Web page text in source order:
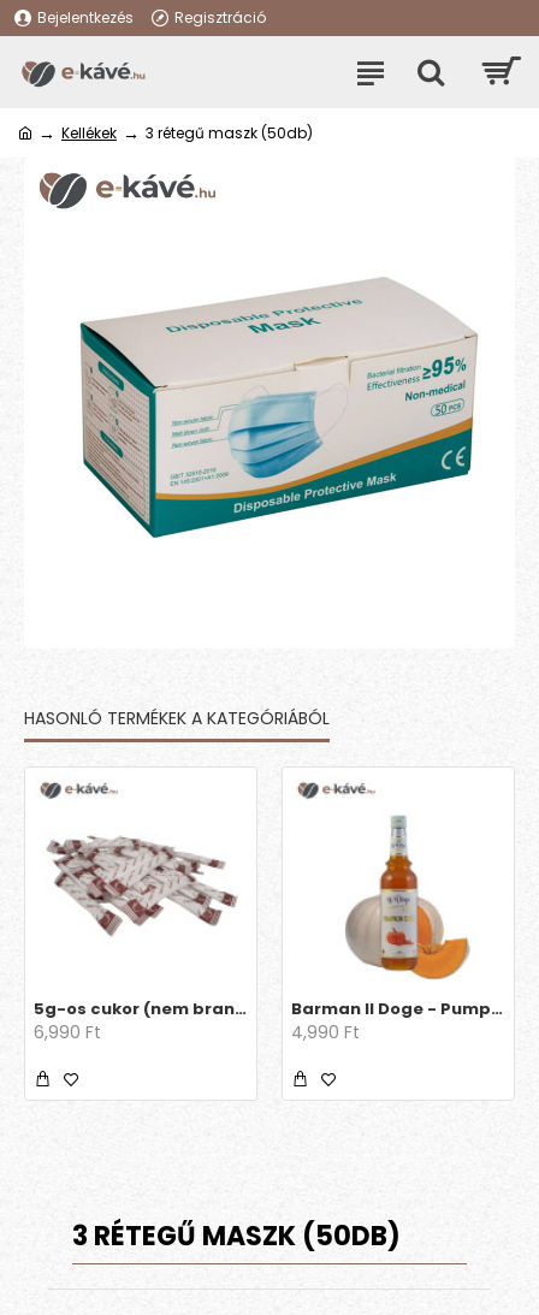
Bejelentkezés Regisztráció
Kellékek 3 rétegű maszk (50db)
HASONLÓ TERMÉKEK A KATEGÓRIÁBÓL
5g-os cukor (nem brandingelt)
6,990 Ft
Barman Il Doge - Pumpkin Spice 0.7l
4,990 Ft
3 RÉTEGŰ MASZK (50DB)